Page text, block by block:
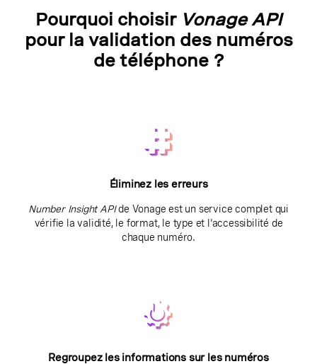
Pourquoi choisir Vonage API
pour la validation des numéros
de téléphone ?
Éliminez les erreurs
Number Insight APIde Vonage est un service complet qui
vérifie la validité, le format, le type et l'accessibilité de
chaque numéro.
Regroupez les informations sur les numéros